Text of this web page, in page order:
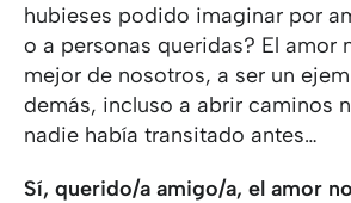
hubieses podido imaginar por
o a personas queridas? El amor
mejor de nosotros, a ser un
demás, incluso a abrir caminos
nadie había transitado antes…
Sí, querido/a amigo/a, el amor